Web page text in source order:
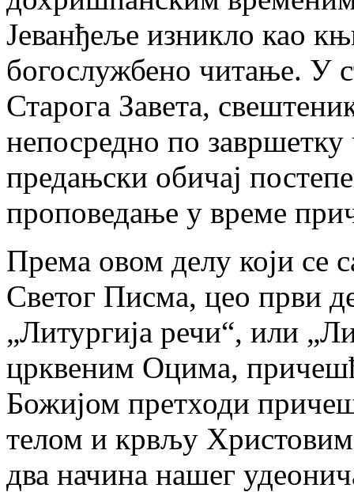
Јеванђеље изникло као
богослужбено читање. У
Старога Завета,
непосредно по
предањски обичај
проповедање у време
Према овом делу који се
Светог Писма, цео први
„Литургија речи“, или
црквеним Оцима,
Божијом претходи
телом и крвљу
два начина нашег